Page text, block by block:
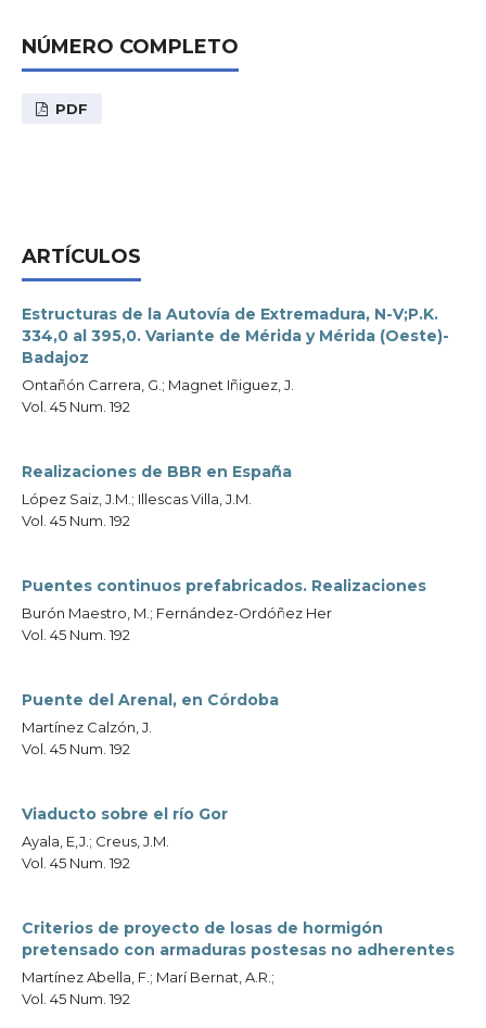
NÚMERO COMPLETO
PDF
ARTÍCULOS
Estructuras de la Autovía de Extremadura, N-V;P.K.
334,0 al 395,0. Variante de Mérida y Mérida (Oeste)-
Badajoz
Ontañón Carrera, G.; Magnet Iñiguez, J.
Vol. 45 Num. 192
Realizaciones de BBR en España
López Saiz, J.M.; Illescas Villa, J.M.
Vol. 45 Num. 192
Puentes continuos prefabricados. Realizaciones
Burón Maestro, M.; Fernández-Ordóñez Her
Vol. 45 Num. 192
Puente del Arenal, en Córdoba
Martínez Calzón, J.
Vol. 45 Num. 192
Viaducto sobre el río Gor
Ayala, E,J.; Creus, J.M.
Vol. 45 Num. 192
Criterios de proyecto de losas de hormigón
pretensado con armaduras postesas no adherentes
Martínez Abella, F.; Marí Bernat, A.R.;
Vol. 45 Num. 192